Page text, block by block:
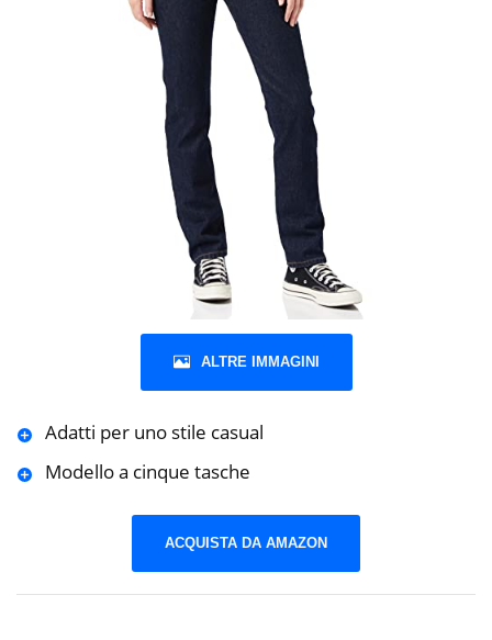
ALTRE IMMAGINI
Adatti per uno stile casual
Modello a cinque tasche
ACQUISTA DA AMAZON